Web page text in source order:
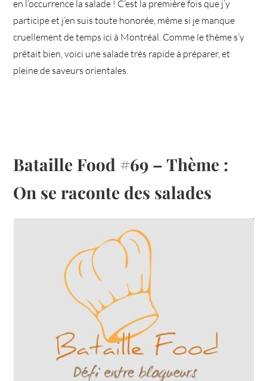
en l’occurrence la salade ! C’est la première fois que j’y
participe et j’en suis toute honorée, même si je manque
cruellement de temps ici à Montréal. Comme le thème s’y
prêtait bien, voici une salade très rapide à préparer, et
pleine de saveurs orientales.
Bataille Food #69 – Thème :
On se raconte des salades